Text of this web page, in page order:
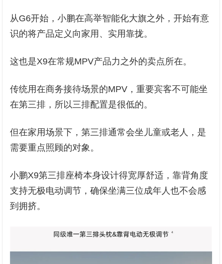
从G6开始，小鹏在高举智能化大旗之外，开始有意
识的将产品定义向家用、实用靠拢。
这也是X9在常规MPV产品力之外的卖点所在。
传统用在商务接待场景的MPV，重要宾客不可能坐
在第三排，所以三排配置是很低的。
但在家用场景下，第三排通常会坐儿童或老人，是
需要重点照顾的对象。
小鹏X9第三排座椅本身设计得宽厚舒适，靠背角度
支持无极电动调节，确保坐满三位成年人也不会感
到拥挤。